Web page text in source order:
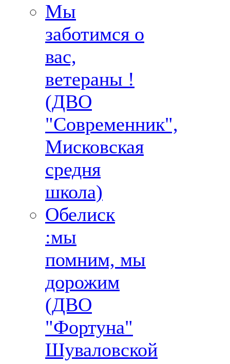
Мы
заботимся о
вас,
ветераны !
(ДВО
"Современник",
Мисковская
средня
школа)
Обелиск
:мы
помним, мы
дорожим
(ДВО
"Фортуна"
Шуваловской